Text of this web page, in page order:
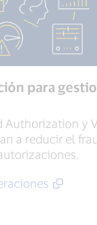
para
Authorization y
a reducir el